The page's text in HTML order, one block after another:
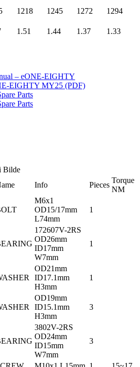
1218 1245 1272
1294
1.51 1.44 1.37 1.33
– eONE-EIGHTY
EIGHTY MY25 (PDF)
Parts
Parts
Info Pieces
Torque
NM
M6x1
OD15/17mm
L74mm
1
172607V-2RS
OD26mm
ID17mm
W7mm
1
OD21mm
ID17.1mm
H3mm
1
OD19mm
ID15.1mm
H3mm
3
3802V-2RS
OD24mm
ID15mm
W7mm
3